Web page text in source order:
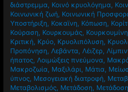
διάστρεμμα, Κοινό κρυολόγημα,
Κοινωνική ζωή, Κοινωνική
Υποστήριξη, Κοκαϊνη, Κόπωση,
Κούραση, Κουρκουμάς, Κουρκουμίνη
Κριτική, Κρύο, Κρυολιπόλυση,
Προπόνηση, Λεβάντα, Λέιζερ,
ήπατος, Λοιμώξεις πνεύμονα,
Μακροζωία, Μαξιλάρι, Μάτια,
ύπνος, Μεσογειακή διατροφή,
Μεταβολισμός, Μετάδοση,